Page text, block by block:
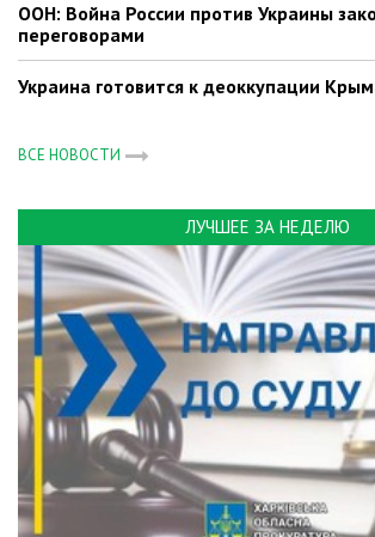
ООН: Война России против Украины
переговорами
Украина готовится к деоккупации
ВСЕ НОВОСТИ
ЛУЧШЕЕ ЗА НЕДЕЛЮ